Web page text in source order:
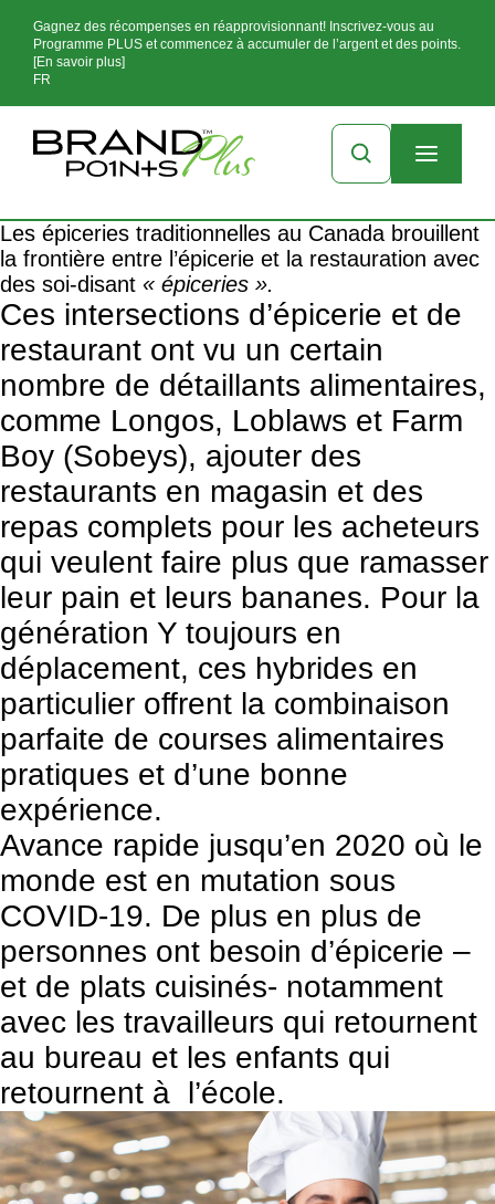
Gagnez des récompenses en réapprovisionnant! Inscrivez-vous au
Programme PLUS et commencez à accumuler de l’argent et des points.
[En savoir plus]
FR
Les épiceries traditionnelles au Canada brouillent
la frontière entre l’épicerie et la restauration avec
des soi-disant « épiceries ».
Ces intersections d’épicerie et de
restaurant ont vu un certain
nombre de détaillants alimentaires,
comme Longos, Loblaws et Farm
Boy (Sobeys), ajouter des
restaurants en magasin et des
repas complets pour les acheteurs
qui veulent faire plus que ramasser
leur pain et leurs bananes. Pour la
génération Y toujours en
déplacement, ces hybrides en
particulier offrent la combinaison
parfaite de courses alimentaires
pratiques et d’une bonne
expérience.
Avance rapide jusqu’en 2020 où le
monde est en mutation sous
COVID-19. De plus en plus de
personnes ont besoin d’épicerie –
et de plats cuisinés- notamment
avec les travailleurs qui retournent
au bureau et les enfants qui
retournent à l’école.